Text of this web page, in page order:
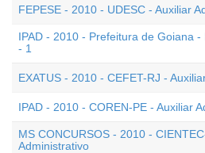
FEPESE - 2010 - UDESC - Auxiliar
IPAD - 2010 - Prefeitura de Goiana
- 1
EXATUS - 2010 - CEFET-RJ -
IPAD - 2010 - COREN-PE - Auxiliar
MS CONCURSOS - 2010 -
Administrativo